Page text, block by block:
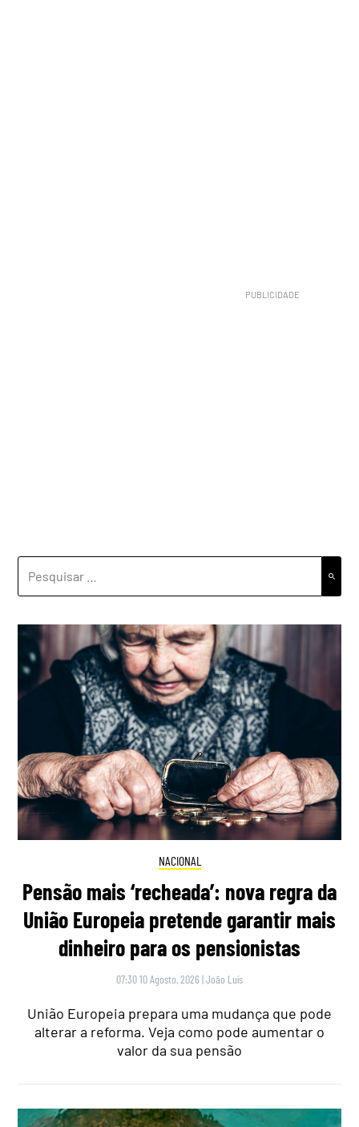
POR:
NACIONAL
Pensão mais ‘recheada’: nova regra da
União Europeia pretende garantir mais
dinheiro para os pensionistas
07:30 10 Agosto, 2026 |João Luís
União Europeia prepara uma mudança que pode
alterar a reforma. Veja como pode aumentar o
valor da sua pensão